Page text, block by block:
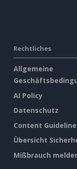
Rechtliches
Allgemeine
AI Policy
Datenschutz
Content
Übersicht
Mißbrauch